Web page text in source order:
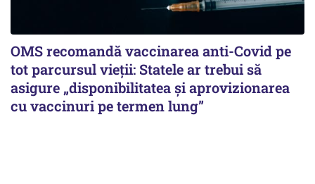
OMS recomandă vaccinarea anti-Covid pe
tot parcursul vieții: Statele ar trebui să
asigure „disponibilitatea și aprovizionarea
cu vaccinuri pe termen lung”